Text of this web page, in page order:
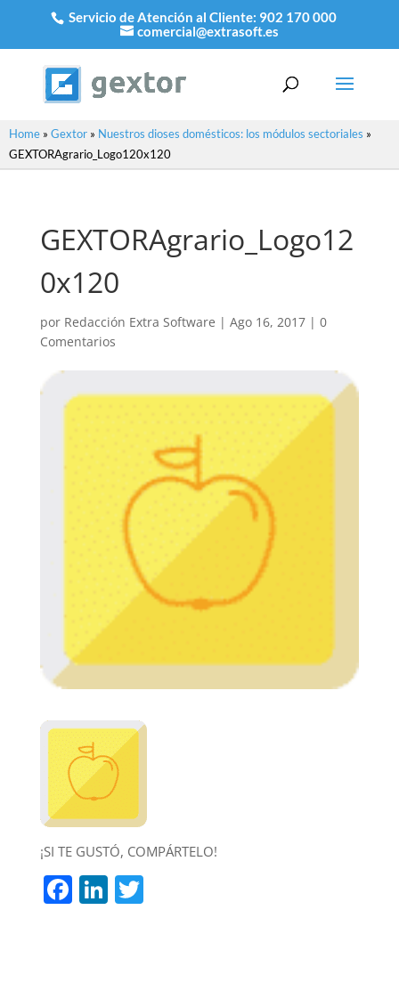
Servicio de Atención al Cliente: 902 170 000
comercial@extrasoft.es
Home » Gextor » Nuestros dioses domésticos: los módulos sectoriales »
GEXTORAgrario_Logo120x120
GEXTORAgrario_Logo12
0x120
por Redacción Extra Software | Ago 16, 2017| 0
Comentarios
¡SI TE GUSTÓ, COMPÁRTELO!
F Li T